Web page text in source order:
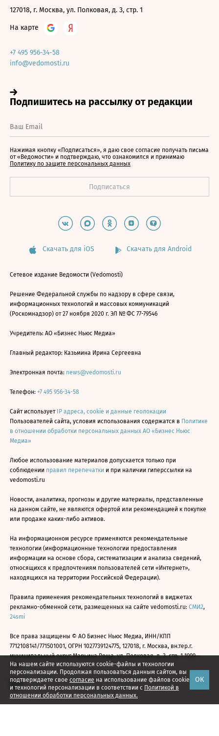
На нашем сайте используются cookie-файлы и технологии
персонализации. Продолжая пользоваться данным сайтом, вы
подтверждаете свое согласие на использование файлов cookie
и технологий персонализации в соответствии с Политикой в
отношении обработки персональных данных.
ОК
127018, г. Москва, ул. Полковая, д. 3, стр. 1
На карте
+7 495 956-34-58
info@vedomosti.ru
Нажимая кнопку «Подписаться», я даю свое согласие получать письма
от «Ведомости» и подтверждаю, что ознакомился и принимаю
Политику по защите персональных данных
Скачать для iOS Скачать для Android
Сетевое издание Ведомости (Vedomosti)
Решение Федеральной службы по надзору в сфере связи,
информационных технологий и массовых коммуникаций
(Роскомнадзор) от 27 ноября 2020 г. ЭЛ № ФС 77-79546
Учредитель: АО «Бизнес Ньюс Медиа»
Главный редактор: Казьмина Ирина Сергеевна
Электронная почта: news@vedomosti.ru
Телефон: +7 495 956-34-58
Сайт использует IP адреса, cookie и данные геолокации
Пользователей сайта, условия использования содержатся в Политике
в отношении обработки персональных данных АО «Бизнес Ньюс
Медиа»
Любое использование материалов допускается только при
соблюдении правил перепечатки и при наличии гиперссылки на
vedomosti.ru
Новости, аналитика, прогнозы и другие материалы, представленные
на данном сайте, не являются офертой или рекомендацией к покупке
или продаже каких-либо активов.
На информационном ресурсе применяются рекомендательные
технологии (информационные технологии предоставления
информации на основе сбора, систематизации и анализа сведений,
относящихся к предпочтениям пользователей сети «Интернет»,
находящихся на территории Российской Федерации).
Правила применения рекомендательных технологий в виджетах
рекламно-обменной сети, размещенных на сайте vedomosti.ru: СМИ2,
24smi
Все права защищены © АО Бизнес Ньюс Медиа, ИНН/КПП
7712108141/771501001, ОГРН 1027739124775, 127018, г. Москва, вн.тер.г.
муниципальный округ Марьина Роща, ул. Полковая, д. 3, стр. 1 1999—
2026